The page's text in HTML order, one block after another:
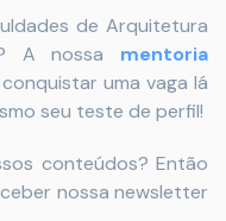
de Arquitetura
A nossa mentoria
uma vaga lá
seu teste de perfil!
conteúdos? Então
nossa newsletter